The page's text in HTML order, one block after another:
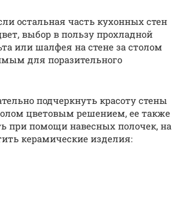
остальная часть кухонных стен
выбор в пользу прохладной
или шалфея на стене за столом
для поразительного
подчеркнуть красоту стены
цветовым решением, ее также
при помощи навесных полочек, на
керамические изделия: